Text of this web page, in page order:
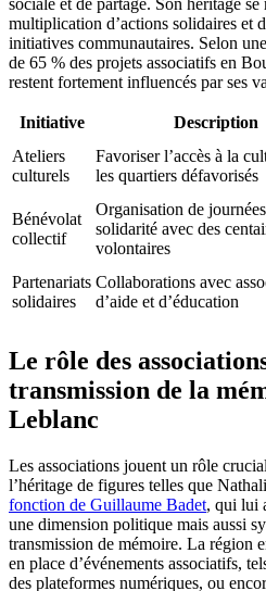
sociale et de partage. Son héritage
multiplication d’actions solidaires et
initiatives communautaires. Selon
de 65 % des projets associatifs en
restent fortement influencés par ses
Initiative Description
Ateliers
culturels
Favoriser l’accès à la
les quartiers défavorisés
Bénévolat
collectif
Organisation de
solidarité avec des
volontaires
Partenariats
solidaires
Collaborations avec
d’aide et d’éducation
Le rôle des
transmission de la
Leblanc
Les associations jouent un rôle
l’héritage de figures telles que
fonction de Guillaume Badet, qui lui
une dimension politique mais aussi
transmission de mémoire. La région
en place d’événements associatifs,
des plateformes numériques, ou